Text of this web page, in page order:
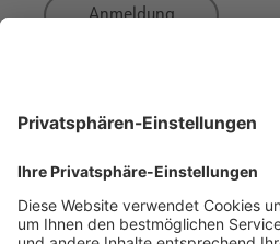
Anmeldung
Pen: IL111111 (beginnt z.B.
Spritze: 7 oder 8-stellige